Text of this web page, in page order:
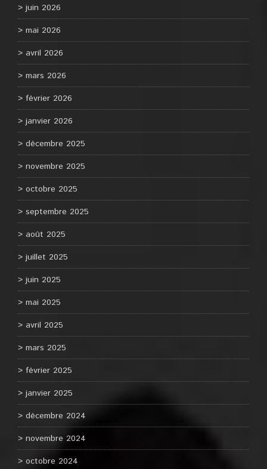
juin 2026
mai 2026
avril 2026
mars 2026
février 2026
janvier 2026
décembre 2025
novembre 2025
octobre 2025
septembre 2025
août 2025
juillet 2025
juin 2025
mai 2025
avril 2025
mars 2025
février 2025
janvier 2025
décembre 2024
novembre 2024
octobre 2024